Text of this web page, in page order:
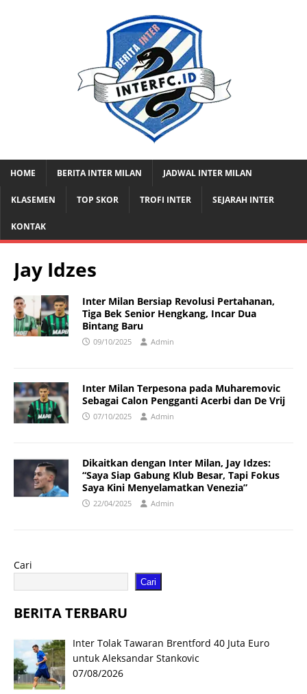
HOME BERITA INTER MILAN JADWAL INTER MILAN
KLASEMEN TOP SKOR TROFI INTER SEJARAH INTER
KONTAK
Jay Idzes
Inter Milan Bersiap Revolusi Pertahanan,
Tiga Bek Senior Hengkang, Incar Dua
Bintang Baru
09/10/2025 Admin
Inter Milan Terpesona pada Muharemovic
Sebagai Calon Pengganti Acerbi dan De Vrij
07/10/2025 Admin
Dikaitkan dengan Inter Milan, Jay Idzes:
“Saya Siap Gabung Klub Besar, Tapi Fokus
Saya Kini Menyelamatkan Venezia”
22/04/2025 Admin
Cari
Cari
BERITA TERBARU
Inter Tolak Tawaran Brentford 40 Juta Euro
untuk Aleksandar Stankovic
07/08/2026